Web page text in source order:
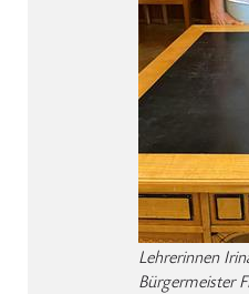
Lehrerinnen
Bürgermeister